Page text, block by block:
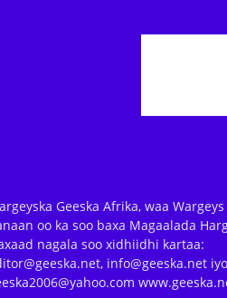
Geeska Afrika, waa
oo ka soo baxa Magaalada
nagala soo xidhiidhi kartaa:
info@geeska.net iyo